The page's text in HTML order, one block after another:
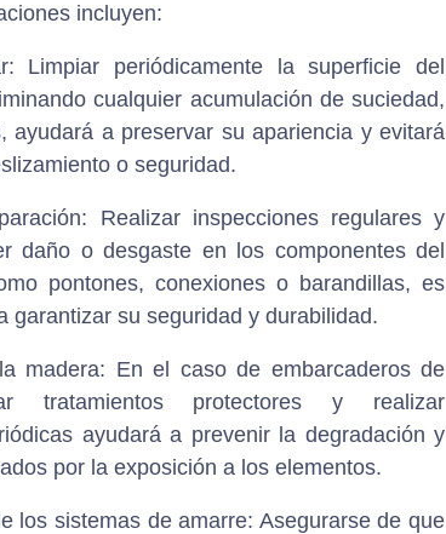
incluyen:
: Limpiar periódicamente la superficie del
cualquier acumulación de suciedad,
ayudará a preservar su apariencia y evitará
o seguridad.
: Realizar inspecciones regulares y
daño o desgaste en los componentes del
pontones, conexiones o barandillas, es
garantizar su seguridad y durabilidad.
madera: En el caso de embarcaderos de
tratamientos protectores y realizar
ayudará a prevenir la degradación y
por la exposición a los elementos.
los sistemas de amarre: Asegurarse de que